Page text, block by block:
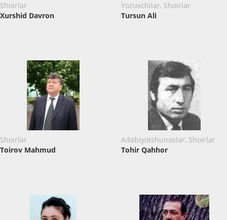
Shoirlar
Xurshid Davron
Yozuvchilar, Shoirlar
Tursun Ali
Shoirlar
Toirov Mahmud
Adabiyotshunoslar, Shoirlar
Tohir Qahhor